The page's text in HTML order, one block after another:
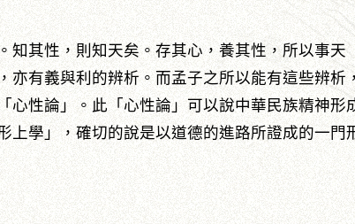
知其性，則知天矣。存其心，養其性，所以事天
亦有義與利的辨析。而孟子之所以能有這些辨析
心性論」。此「心性論」可以說中華民族精神形
上學」，確切的說是以道德的進路所證成的一門